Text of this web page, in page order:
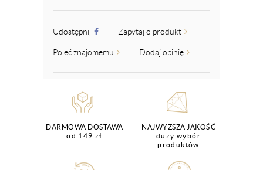
Udostępnij Zapytaj o produkt
Poleć znajomemu Dodaj opinię
DARMOWA DOSTAWA
od 149 zł
NAJWYŻSZA JAKOŚĆ
duży wybór
produktów